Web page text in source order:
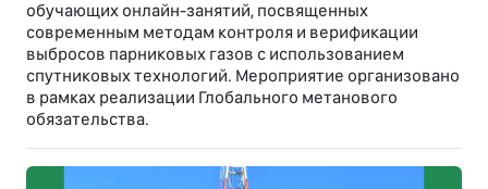
обучающих онлайн-занятий, посвященных
современным методам контроля и верификации
выбросов парниковых газов с использованием
спутниковых технологий. Мероприятие организовано
в рамках реализации Глобального метанового
обязательства.